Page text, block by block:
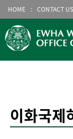
HOME CONTACT US
이화국제